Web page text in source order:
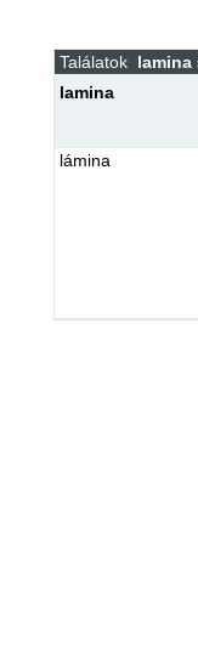
Találatok lamina
lamina
lámina